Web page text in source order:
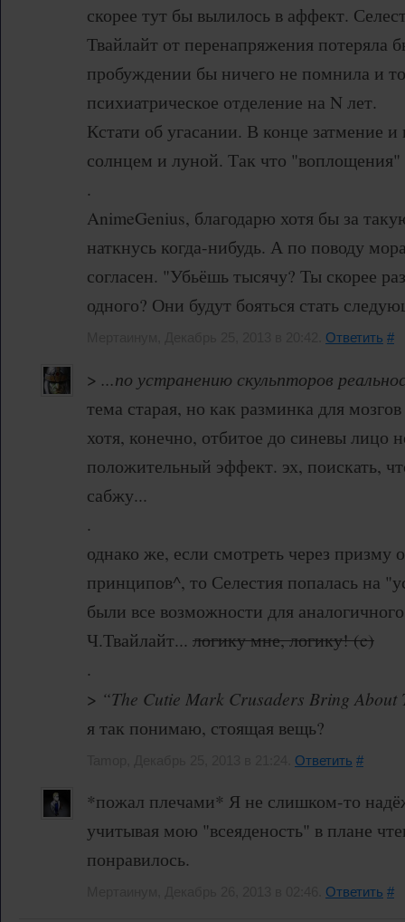
скорее тут бы вылилось в аффект.
Твайлайт от перенапряжения потеряла
пробуждении бы ничего не помнила и
психиатрическое отделение на N лет.
Кстати об угасании. В конце затмение
солнцем и луной. Так что
.
AnimeGenius, благодарю хотя бы за
наткнусь когда-нибудь. А по поводу
согласен. "Убьёшь тысячу? Ты скорее
одного? Они будут бояться стать
Ответить #
> ...по устранению скульпторов
тема старая, но как разминка для
хотя, конечно, отбитое до синевы лицо
положительный эффект. эх, поискать,
сабжу...
.
однако же, если смотреть через призму
принципов^, то Селестия попалась на
были все возможности для
Ч.Твайлайт... логику мне, логику! (c)
.
> “The Cutie Mark Crusaders Bring About
я так понимаю, стоящая вещь?
Ответить #
*пожал плечами* Я не слишком-то
учитывая мою "всеяденость" в плане
понравилось.
Ответить #